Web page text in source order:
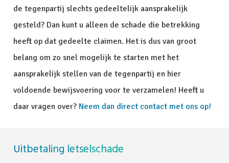
de tegenpartij slechts gedeeltelijk aansprakelijk
gesteld? Dan kunt u alleen de schade die betrekking
heeft op dat gedeelte claimen. Het is dus van groot
belang om zo snel mogelijk te starten met het
aansprakelijk stellen van de tegenpartij en hier
voldoende bewijsvoering voor te verzamelen! Heeft u
daar vragen over? Neem dan direct contact met ons op!
Uitbetaling letselschade